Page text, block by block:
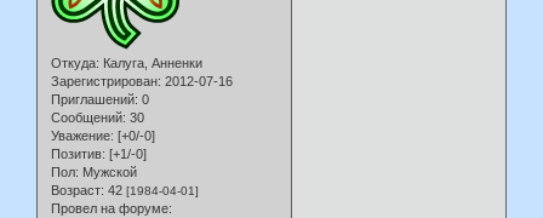
Откуда: Калуга, Анненки
Зарегистрирован: 2012-07-16
Приглашений: 0
Сообщений: 30
Уважение: [+0/-0]
Позитив: [+1/-0]
Пол: Мужской
Возраст: 42 [1984-04-01]
Провел на форуме: